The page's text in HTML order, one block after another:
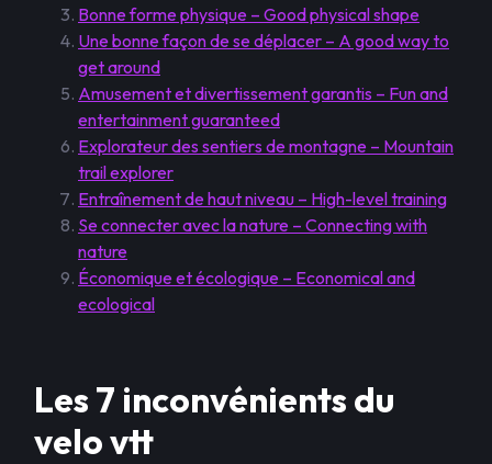
Bonne forme physique – Good physical shape
Une bonne façon de se déplacer – A good way to
get around
Amusement et divertissement garantis – Fun and
entertainment guaranteed
Explorateur des sentiers de montagne – Mountain
trail explorer
Entraînement de haut niveau – High-level training
Se connecter avec la nature – Connecting with
nature
Économique et écologique – Economical and
ecological
Les 7 inconvénients du
velo vtt